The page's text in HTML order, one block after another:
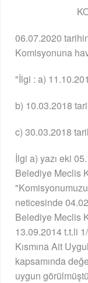
06.07.2020
Komisyonuna
"İlgi : a)
b) 10.03.2018
c) 30.03.2018
İlgi a) yazı eki
Belediye Meclis
neticesinde
Belediye Meclis
13.09.2014 t.t.li
Kısmına Ait
kapsamında
uygun